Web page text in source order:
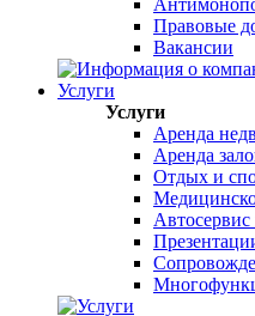
Правовые
Вакансии
Услуги
Услуги
Аренда
Аренда
Отдых и